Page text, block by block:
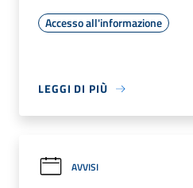
Accesso all'informazione
LEGGI DI PIÙ
AVVISI